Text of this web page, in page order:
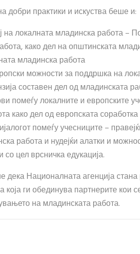
добри практики и искуства беше и:
на локалната младинска работа –
како дел на општинската
младинска работа
можности за поддршка на
составен дел од младинската
помеѓу локалните и европските
како дел од европската
помеѓу учесниците –
работа и нудејќи алатки и
со цел врсничка едукација.
Националната агенција
која ги обединува партнерите кои
на младинската работа.